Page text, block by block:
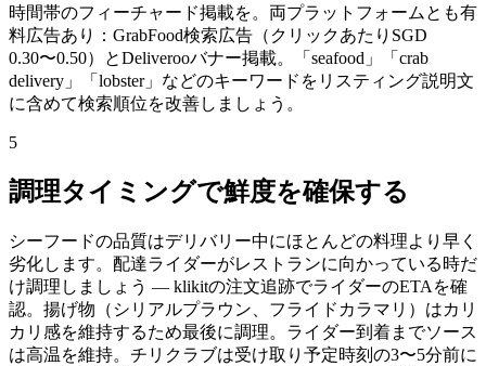
時間帯のフィーチャード掲載を。両プラットフォームとも有
料広告あり：GrabFood検索広告（クリックあたりSGD
0.30〜0.50）とDeliverooバナー掲載。「seafood」「crab
delivery」「lobster」などのキーワードをリスティング説明文
に含めて検索順位を改善しましょう。
5
調理タイミングで鮮度を確保する
シーフードの品質はデリバリー中にほとんどの料理より早く
劣化します。配達ライダーがレストランに向かっている時だ
け調理しましょう — klikitの注文追跡でライダーのETAを確
認。揚げ物（シリアルプラウン、フライドカラマリ）はカリ
カリ感を維持するため最後に調理。ライダー到着までソース
は高温を維持。チリクラブは受け取り予定時刻の3〜5分前に